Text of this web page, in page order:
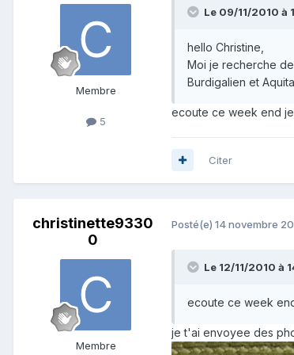
Membre
5
Le 09/11/2010 à
hello Christine,
Moi je recherche
Burdigalien et
ecoute ce week end
Citer
christinette9330
0
Membre
Posté(e) 14 novembre
Le 12/11/2010 à
ecoute ce week
je t'ai envoyee des